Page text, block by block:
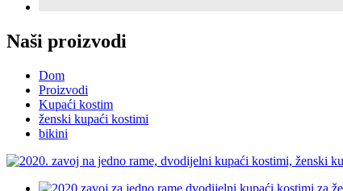
Naši proizvodi
Dom
Proizvodi
Kupaći kostim
ženski kupaći kostimi
bikini